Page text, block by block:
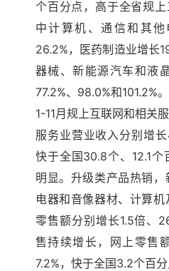
个百分点，高于全省规
中计算机、通信和其
26.2%，医药制造业增长
器械、新能源汽车和液
77.2%、98.0%和101.2%
1-11月规上互联网和相关
服务业营业收入分别增
快于全国30.8个、12.1
明显。升级类产品热销
电器和音像器材、计算
零售额分别增长1.5倍、
售持续增长，网上零售
7.2%，快于全国3.2个百分